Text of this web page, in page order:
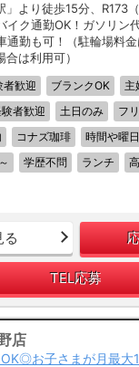
」より徒歩15分、R173
ク通勤OK！ガソリン
勤も可！（駐輪場料
合は利用可）
者歓迎 ブランクOK
主
者歓迎 土日のみ
フ
コナズ珈琲
時間や曜
学歴不問 ランチ
る
TEL応募
店
お子さまが月最大